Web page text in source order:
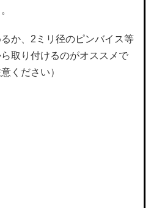
か、2ミリ径のピンバイス等
取り付けるのがオススメで
ください）